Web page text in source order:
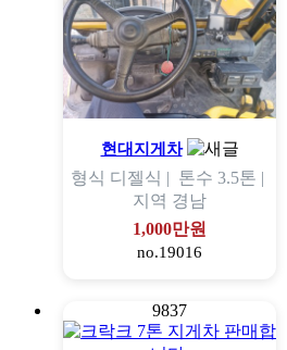
현대지게차
형식 디젤식 | 톤수 3.5톤 |
지역 경남
1,000만원
no.19016
9837